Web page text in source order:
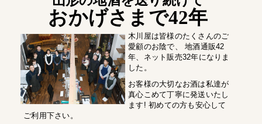
おかげさまで42年
木川屋は皆様のたくさんのご
愛顧のお陰で、 地酒通販42
年、ネット販売32年になりま
した。
お客様の大切なお酒は私達が
真心こめて丁寧に発送いたし
ます! 初めての方も安心して
ご利用下さい。